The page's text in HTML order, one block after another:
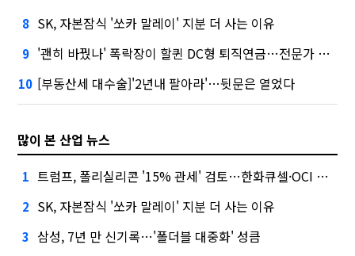
8 SK, 자본잠식 '쏘카 말레이' 지분 더 사는 이유
9 '괜히 바꿨나' 폭락장이 할퀸 DC형 퇴직연금…전문가 조언은
10 [부동산세 대수술]'2년내 팔아라'…뒷문은 열었다
많이 본 산업 뉴스
1 트럼프, 폴리실리콘 '15% 관세' 검토…한화큐셀·OCI 영향은?
2 SK, 자본잠식 '쏘카 말레이' 지분 더 사는 이유
3 삼성, 7년 만 신기록…'폴더블 대중화' 성큼